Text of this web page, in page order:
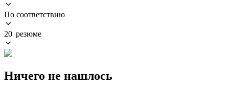
По соответствию
20 резюме
Ничего не нашлось